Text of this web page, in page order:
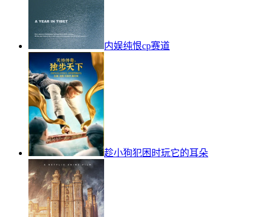
内娱纯恨cp赛道
趁小狗犯困时玩它的耳朵